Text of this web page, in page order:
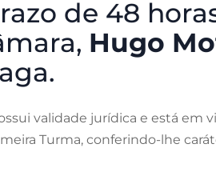
de 48
Hugo
validade jurídica e está em
Turma, conferindo-lhe